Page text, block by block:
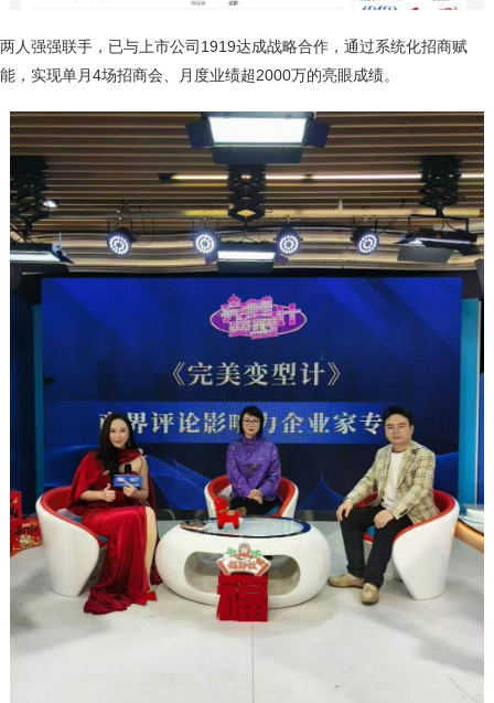
两人强强联手，已与上市公司1919达成战略合作，通过系统化招商赋
能，实现单月4场招商会、月度业绩超2000万的亮眼成绩。